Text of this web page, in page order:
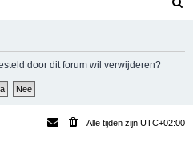
door dit forum wil verwijderen?
Alle tijden zijn UTC+02:00